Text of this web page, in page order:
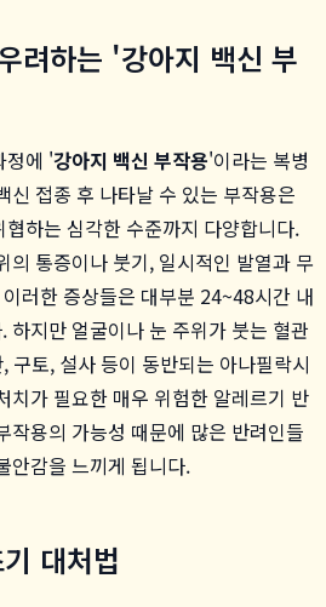
려하는 '강아지 백신 부
정에 '강아지 백신 부작용'이라는 복병
신 접종 후 나타날 수 있는 부작용은
하는 심각한 수준까지 다양합니다.
의 통증이나 붓기, 일시적인 발열과 무
러한 증상들은 대부분 24~48시간 내
하지만 얼굴이나 눈 주위가 붓는 혈관
구토, 설사 등이 동반되는 아나필락시
치가 필요한 매우 위험한 알레르기 반
작용의 가능성 때문에 많은 반려인들
안감을 느끼게 됩니다.
대처법